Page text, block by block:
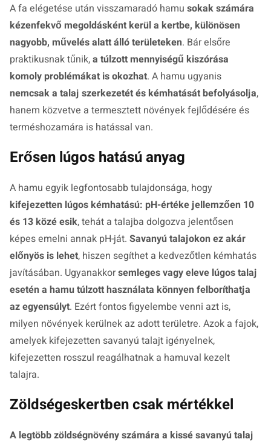
A fa elégetése után visszamaradó hamu sokak számára
kézenfekvő megoldásként kerül a kertbe, különösen
nagyobb, művelés alatt álló területeken. Bár elsőre
praktikusnak tűnik,a túlzott mennyiségű kiszórása
komoly problémákat is okozhat. A hamu ugyanis
nemcsak a talaj szerkezetét és kémhatását befolyásolja,
hanem közvetve a termesztett növények fejlődésére és
terméshozamára is hatással van.
Erősen lúgos hatású anyag
A hamu egyik legfontosabb tulajdonsága, hogy
kifejezetten lúgos kémhatású: pH-értéke jellemzően 10
és 13 közé esik, tehát a talajba dolgozva jelentősen
képes emelni annak pH-ját. Savanyú talajokon ez akár
előnyös is lehet, hiszen segíthet a kedvezőtlen kémhatás
javításában. Ugyanakkorsemleges vagy eleve lúgos talaj
esetén a hamu túlzott használata könnyen felboríthatja
az egyensúlyt. Ezért fontos figyelembe venni azt is,
milyen növények kerülnek az adott területre. Azok a fajok,
amelyek kifejezetten savanyú talajt igényelnek,
kifejezetten rosszul reagálhatnak a hamuval kezelt
talajra.
Zöldségeskertben csak mértékkel
A legtöbb zöldségnövény számára a kissé savanyú talaj